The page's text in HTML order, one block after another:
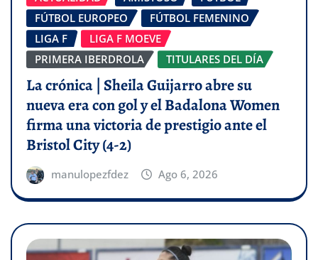
FÚTBOL EUROPEO
FÚTBOL FEMENINO
LIGA F
LIGA F MOEVE
PRIMERA IBERDROLA
TITULARES DEL DÍA
La crónica | Sheila Guijarro abre su
nueva era con gol y el Badalona Women
firma una victoria de prestigio ante el
Bristol City (4-2)
manulopezfdez Ago 6, 2026